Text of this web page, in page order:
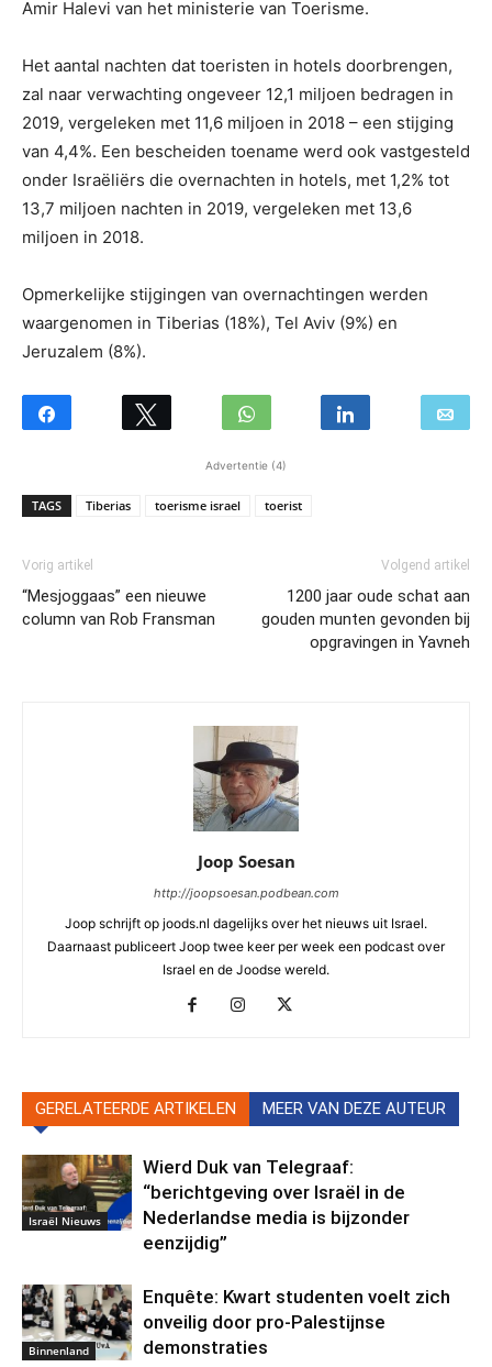
Amir Halevi van het ministerie van Toerisme.
Het aantal nachten dat toeristen in hotels doorbrengen,
zal naar verwachting ongeveer 12,1 miljoen bedragen in
2019, vergeleken met 11,6 miljoen in 2018 – een stijging
van 4,4%. Een bescheiden toename werd ook vastgesteld
onder Israëliërs die overnachten in hotels, met 1,2% tot
13,7 miljoen nachten in 2019, vergeleken met 13,6
miljoen in 2018.
Opmerkelijke stijgingen van overnachtingen werden
waargenomen in Tiberias (18%), Tel Aviv (9%) en
Jeruzalem (8%).
Advertentie (4)
TAGS Tiberias toerisme israel toerist
Vorig artikel
“Mesjoggaas” een nieuwe
column van Rob Fransman
Volgend artikel
1200 jaar oude schat aan
gouden munten gevonden bij
opgravingen in Yavneh
Joop Soesan
http://joopsoesan.podbean.com
Joop schrijft op joods.nl dagelijks over het nieuws uit Israel.
Daarnaast publiceert Joop twee keer per week een podcast over
Israel en de Joodse wereld.
GERELATEERDE ARTIKELEN MEER VAN DEZE AUTEUR
Israël Nieuws
Wierd Duk van Telegraaf:
“berichtgeving over Israël in de
Nederlandse media is bijzonder
eenzijdig”
Binnenland
Enquête: Kwart studenten voelt zich
onveilig door pro-Palestijnse
demonstraties